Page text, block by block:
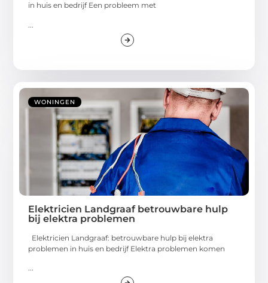
in huis en bedrijf Een probleem met
WONINGEN
Elektricien Landgraaf betrouwbare hulp
bij elektra problemen
Elektricien Landgraaf: betrouwbare hulp bij elektra
problemen in huis en bedrijf Elektra problemen komen